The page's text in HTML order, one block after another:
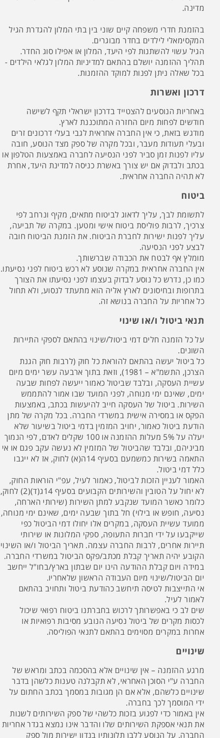
מדינה.
בהזמנת חדרי משפחה קיים שוני בין בתי המלון להגדרת הגיל
המקסימאלי לילדים בחדר מבוגרים.
הגיל עשוי להשתנות לפי היעד, המלון או אפילו סוג החדר.
תהליך ההזמנה יושלם בהתאם למדיניות המלון לגלאי הילדים -
בכל שאלה ניתן לפנות למוקד ההזמנות.
דרכון ואשרות
באחריות הנוסעים להצטייד בדרכון ישראלי תקף לשישה
חודשים לפחות מיום החזרה המתוכננת לארץ.
מודגש בזאת, כי אין החברה אחראית לגבי בעלי דרכונים זרים
ובעלי תעודות מעבר, ובכל מקרה של ספק מצד הנוסע, חובה
עליו לפנות זמן סביר לפני הנסיעה לחברה באמצעות הטלפון או
בכתב ולבדוק אם יש צורך באשרת כניסה למדינת היעד, אחרת
לא תהיה החברה אחראית.
ביטוח
לתשומת לבך, עליך לדאוג לביטוח מתאים, מקיף ונרחב לפי
צרכיך, לרבות פוליסת ביטוח אישי ומטען. במקרה של תביעה,
עליך לפנות ישירות לחברת הביטוח. את הזמנת הביטוח חובה
לבצע לפני הנסיעה.
מומלץ אף לבטח את הכבודה שברשותך.
אין החברה אחראית במקרה שנוסע לא רכש ביטוח לפני נסיעתו.
כמו כן, נדרש כל נוסע לבדוק בעצמו לפני נסיעתו את הצורך
בתרופות ובחיסונים לארץ אליה הוא מתעתד לנסוע, ולא תחול
כל אחריות על החברה בנושא זה.
תנאי ביטול ו/או שינוי
על כל הזמנה חלים דמי ביטול/שינוי בהתאם לספקי התיירות
השונים.
כל ביטול יעשה בהתאם להוראת כל חוק (לרבות חוק הגנת
הצרכן, התשמ"א – 1981), וזאת בתוך ארבעה עשר ימים מיום
עשיית העסקה, ובלבד שביטול כאמור ייעשה לפחות שבעה
ימים, שאינם ימי מנוחה, לפני המועד שבו אמור להתממש
השירות. ביטול של העסקה חייב להיעשות בכתב, באמצעות
הפקס או במסירה אישית במשרדי החברה. בכל מקרה של מתן
הודעת ביטול כאמור, יחויב המזמין בדמי ביטול בשיעור שלא
יעלה על 5% מעלות ההזמנה או 100 שקלים לאדם, לפי הנמוך
מביניהם, ובלבד שהביטול של המזמין לא נעשה עקב פגם או אי
התאמה בשירות כמשמעם בסעיף 14ה(א) לחוק, אז לא ייגבו
כלל דמי ביטול.
האמור לעניין הזכות לביטול, כאמור לעיל, עפ"י הוראות החוק,
לא יחול על הטובין והשירותים הקבועים בסעיף 14ג(ד)(2) לחוק,
כלומר כאשר המועד שנקבע למתן השירות (שירותי הארחה,
נסיעה, חופש או בילוי) חל בתוך שבעה ימים, שאינם ימי מנוחה,
ממועד עשיית העסקה, במקרים אלו יחולו דמי הביטול כפי
שייקבעו על ידי חברות התעופה, ספקי המלונות או שירותי
תיירות אחרים, לרבות החברה עצמה. תאריך הביטול ו/או השינוי
הקובע יהיה תאריך קבלת מכתב/פקס הביטול במשרדי החברה.
במידה ויום קבלת ההודעה הינו יום שבתון בארץ/בחו"ל ייחשב
יום הביטול/שינוי מיום העבודה הראשון שלאחריו.
אי התייצבות לטיסה תיחשב כהודעת ביטול ותחויב בהתאם
לאמור לעיל.
שים לב כי באפשרותך לרכוש בחברתנו ביטוח רפואי שיכול
לכסות מקרים של ביטול נסיעה הנובע מסיבות רפואיות או
אחרות במקרים מסוימים בהתאם לתנאי הפוליסה.
שינויים
מרגע ההזמנה – אין שינויים אלא בהסכמה בכתב ומראש של
החברה ע"י הסוכן האחראי, לא תקבלנה טענות כלשהן בדבר
שינויים כלשהם, אלא אם הן מגובות במסמך בכתב החתום על
ידי המוסמך לכך בחברה.
אין באמור כדי לפגוע בזכות כלשהי של ספק השירותים לשנות
את תנאי אספקת השירותים שלו והדבר אינו נמצא בגדר אחריות
החברה. על הנוסע ללבן תלונותיו בנדון ישירות מול ספק